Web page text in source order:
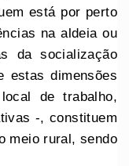
está por perto
na aldeia ou
da socialização
estas dimensões
de trabalho,
-, constituem
meio rural, sendo